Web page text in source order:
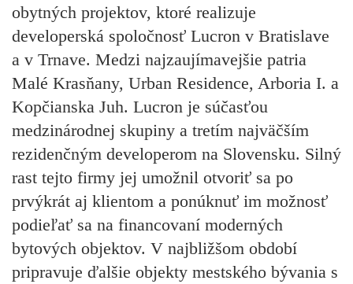
obytných projektov, ktoré realizuje
developerská spoločnosť Lucron v Bratislave
a v Trnave. Medzi najzaujímavejšie patria
Malé Krasňany, Urban Residence, Arboria I. a
Kopčianska Juh. Lucron je súčasťou
medzinárodnej skupiny a tretím najväčším
rezidenčným developerom na Slovensku. Silný
rast tejto firmy jej umožnil otvoriť sa po
prvýkrát aj klientom a ponúknuť im možnosť
podieľať sa na financovaní moderných
bytových objektov. V najbližšom období
pripravuje ďalšie objekty mestského bývania s